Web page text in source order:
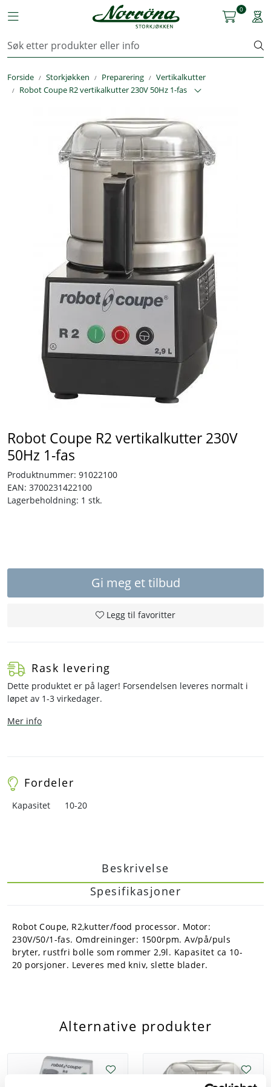
Toggle navigation
0
Forside Storkjøkken Preparering
Vertikalkutter
Robot Coupe R2 vertikalkutter 230V 50Hz 1-fas
Robot Coupe R2 vertikalkutter 230V
50Hz 1-fas
Produktnummer: 91022100
EAN: 3700231422100
Lagerbeholdning: 1 stk.
Gi meg et tilbud
Legg til favoritter
Beskrivelse
Spesifikasjoner
Robot Coupe, R2,kutter/food processor. Motor:
230V/50/1-fas. Omdreininger: 1500rpm. Av/på/puls
bryter, rustfri bolle som rommer 2,9l. Kapasitet ca 10-
20 porsjoner. Leveres med kniv, slette blader.
Rask levering
Dette produktet er på lager! Forsendelsen leveres normalt i
løpet av 1-3 virkedager.
Mer info
Fordeler
Kapasitet 10-20
Alternative produkter
Kjøkkenutstyr
Storkjøkken
Løsninger
Tjenester
Bransjer
Kontakt